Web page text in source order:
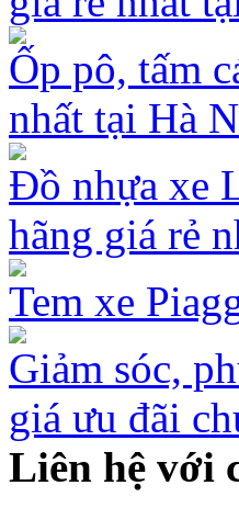
Ốp pô, tấm
nhất tại Hà
Đồ nhựa xe
hãng giá rẻ
Tem xe
Giảm sóc,
giá ưu đãi
Liên hệ với